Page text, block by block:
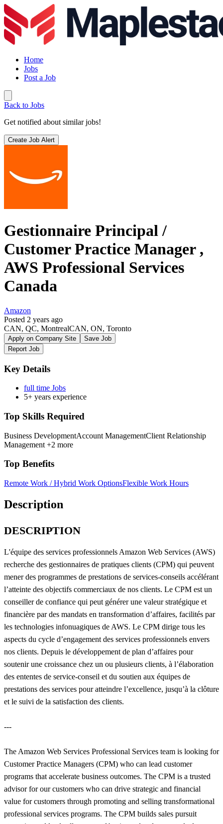
Home
Jobs
Post a Job
Back to Jobs
Get notified about similar jobs!
Create Job Alert
Gestionnaire Principal /
Customer Practice Manager ,
AWS Professional Services
Canada
Amazon
Posted 2 years ago
CAN, QC, MontrealCAN, ON, Toronto
Apply on Company Site
Save Job
Report Job
Key Details
full time Jobs
5+ years experience
Top Skills Required
Business DevelopmentAccount ManagementClient Relationship
Management +2 more
Top Benefits
Remote Work / Hybrid Work OptionsFlexible Work Hours
Description
DESCRIPTION
L'équipe des services professionnels Amazon Web Services (AWS)
recherche des gestionnaires de pratiques clients (CPM) qui peuvent
mener des programmes de prestations de services-conseils accélérant
l’atteinte des objectifs commerciaux de nos clients. Le CPM est un
conseiller de confiance qui peut générer une valeur stratégique et
financière par des mandats en transformation d’affaires, facilités par
les technologies infonuagiques de AWS. Le CPM dirige tous les
aspects du cycle d’engagement des services professionnels envers
nos clients. Depuis le développement de plan d’affaires pour
soutenir une croissance chez un ou plusieurs clients, à l’élaboration
des ententes de service-conseil et du soutien aux équipes de
prestations des services pour atteindre l’excellence, jusqu’à la clôture
et le suivi de la satisfaction des clients.
---
The Amazon Web Services Professional Services team is looking for
Customer Practice Managers (CPM) who can lead customer
programs that accelerate business outcomes. The CPM is a trusted
advisor for our customers who can drive strategic and financial
value for customers through promoting and selling transformational
professional services programs. The CPM builds sales pursuit